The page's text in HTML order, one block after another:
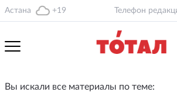
Астана +19 Телефон
Вы искали все материалы по теме: